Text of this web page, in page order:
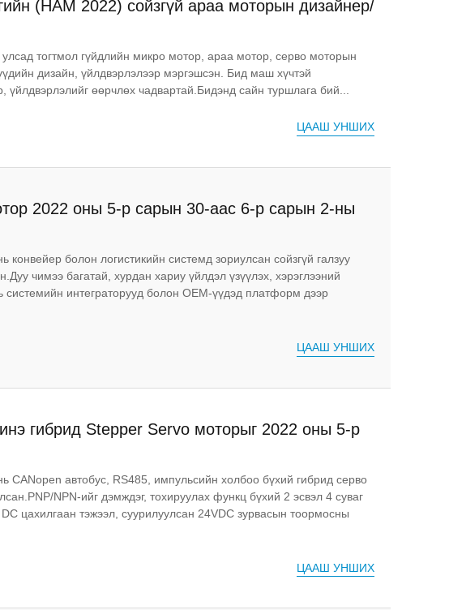
(HAM 2022) сойзгүй араа моторын дизайнер/
тогтмол гүйдлийн микро мотор, араа мотор, серво моторын
дизайн, үйлдвэрлэлээр мэргэшсэн. Бид маш хүчтэй
үйлдвэрлэлийг өөрчлөх чадвартай.Бидэнд сайн туршлага бий...
ЦААШ УНШИХ
2022 оны 5-р сарын 30-аас 6-р сарын 2-ны
д үзүүлэв.
конвейер болон логистикийн системд зориулсан сойзгүй галзуу
чимээ багатай, хурдан хариу үйлдэл үзүүлэх, хэрэглээний
системийн интеграторууд болон OEM-үүдэд платформ дээр
ЦААШ УНШИХ
гибрид Stepper Servo моторыг 2022 оны 5-р
ны хооронд Hannover Messe-д үзүүлэв.
CANopen автобус, RS485, импульсийн холбоо бүхий гибрид серво
NPN-ийг дэмждэг, тохируулах функц бүхий 2 эсвэл 4 суваг
цахилгаан тэжээл, суурилуулсан 24VDC зурвасын тоормосны
ЦААШ УНШИХ